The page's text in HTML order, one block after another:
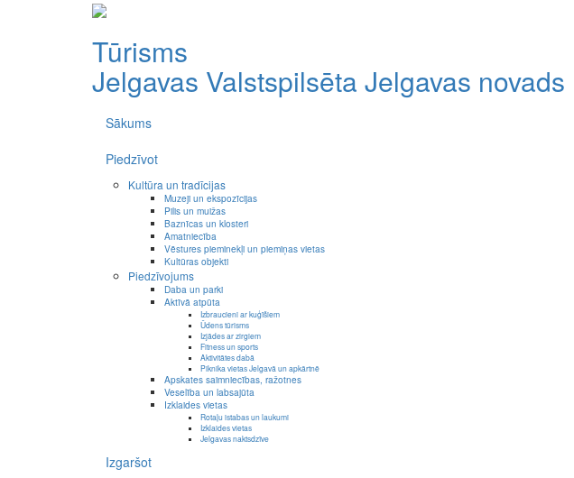
Tūrisms
Jelgavas Valstspilsēta Jelgavas novads
Sākums
Piedzīvot
Kultūra un tradīcijas
Muzeji un ekspozīcijas
Pilis un muižas
Baznīcas un klosteri
Amatniecība
Vēstures pieminekļi un piemiņas vietas
Kultūras objekti
Piedzīvojums
Daba un parki
Aktīvā atpūta
Izbraucieni ar kuģīšiem
Ūdens tūrisms
Izjādes ar zirgiem
Fitness un sports
Aktivitātes dabā
Piknika vietas Jelgavā un apkārtnē
Apskates saimniecības, ražotnes
Veselība un labsajūta
Izklaides vietas
Rotaļu istabas un laukumi
Izklaides vietas
Jelgavas naktsdzīve
Izgaršot